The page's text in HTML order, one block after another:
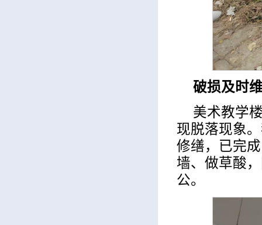
破损及时
美术教学
现脱落现象
修缮，已完
墙、做草酸
公。